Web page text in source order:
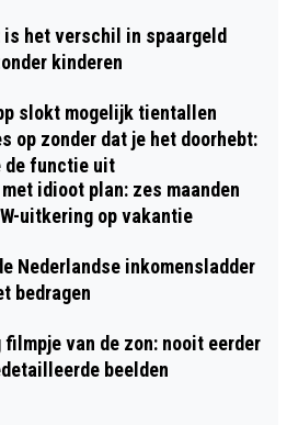
is het verschil in spaargeld
kinderen
slokt mogelijk tientallen
op zonder dat je het doorhebt:
de functie uit
met idioot plan: zes maanden
uitkering op vakantie
Nederlandse inkomensladder
bedragen
filmpje van de zon: nooit eerder
beelden